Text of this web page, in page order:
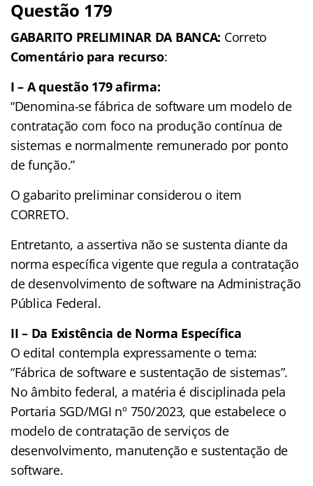
Questão 179
GABARITO PRELIMINAR DA BANCA: Correto
Comentário para recurso:
I – A questão 179 afirma:
“Denomina-se fábrica de software um modelo de
contratação com foco na produção contínua de
sistemas e normalmente remunerado por ponto
de função.”
O gabarito preliminar considerou o item
CORRETO.
Entretanto, a assertiva não se sustenta diante da
norma específica vigente que regula a contratação
de desenvolvimento de software na Administração
Pública Federal.
II – Da Existência de Norma Específica
O edital contempla expressamente o tema:
“Fábrica de software e sustentação de sistemas”.
No âmbito federal, a matéria é disciplinada pela
Portaria SGD/MGI nº 750/2023, que estabelece o
modelo de contratação de serviços de
desenvolvimento, manutenção e sustentação de
software.